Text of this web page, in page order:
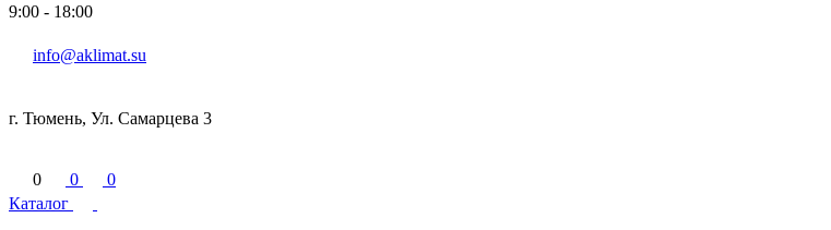
9:00 - 18:00
info@aklimat.su
г. Тюмень, Ул. Самарцева 3
0 0
0
Каталог